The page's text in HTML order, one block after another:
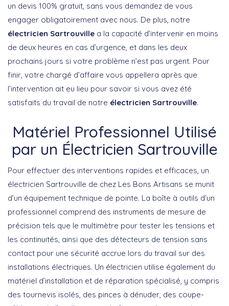
un devis 100% gratuit, sans vous demandez de vous
engager obligatoirement avec nous. De plus, notre
électricien Sartrouville a la capacité d’intervenir en moins
de deux heures en cas d’urgence, et dans les deux
prochains jours si votre problème n’est pas urgent. Pour
finir, votre chargé d’affaire vous appellera après que
l’intervention ait eu lieu pour savoir si vous avez été
satisfaits du travail de notre électricien Sartrouville.
Matériel Professionnel Utilisé
par un Électricien Sartrouville
Pour effectuer des interventions rapides et efficaces, un
électricien Sartrouville de chez Les Bons Artisans se munit
d’un équipement technique de pointe. La boîte à outils d’un
professionnel comprend des instruments de mesure de
précision tels que le multimètre pour tester les tensions et
les continuités, ainsi que des détecteurs de tension sans
contact pour une sécurité accrue lors du travail sur des
installations électriques. Un électricien utilise également du
matériel d’installation et de réparation spécialisé, y compris
des tournevis isolés, des pinces à dénuder, des coupe-